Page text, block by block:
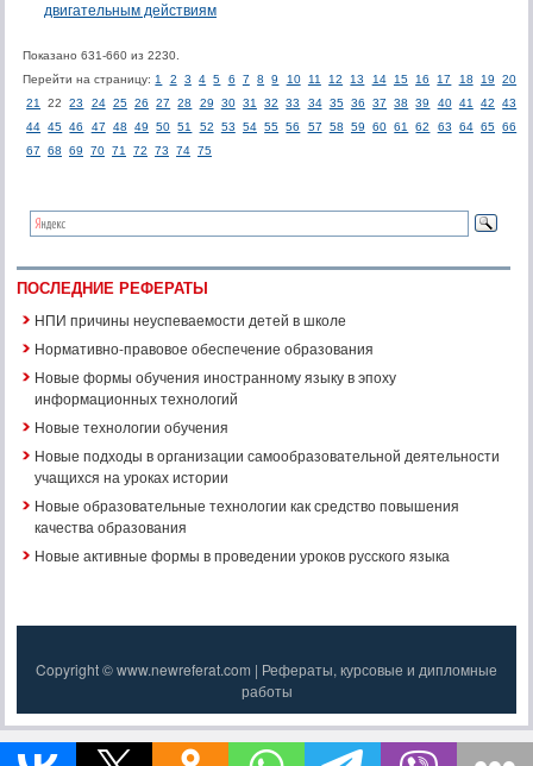
двигательным действиям
Показано 631-660 из 2230.
Перейти на страницу: 1 2 3 4 5 6 7 8 9 10 11 12 13 14 15 16 17 18 19
20
21
2223 24 25 26 27 28 29 30 31 32 33 34 35 36 37 38 39 40 41 42
43
44 45 46 47 48 49 50 51 52 53 54 55 56 57 58 59 60 61 62 63 64 65 66
67
68 69 70 71 72 73 74 75
ПОСЛЕДНИЕ РЕФЕРАТЫ
НПИ причины неуспеваемости детей в школе
Нормативно-правовое обеспечение образования
Новые формы обучения иностранному языку в эпоху
информационных технологий
Новые технологии обучения
Новые подходы в организации самообразовательной деятельности
учащихся на уроках истории
Новые образовательные технологии как средство повышения
качества образования
Новые активные формы в проведении уроков русского языка
Copyright © www.newreferat.com | Рефераты, курсовые и дипломные
работы